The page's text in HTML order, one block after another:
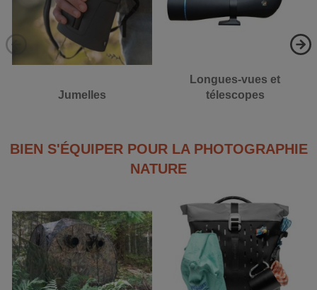
Jumelles
Longues-vues et
télescopes
BIEN S'ÉQUIPER POUR LA PHOTOGRAPHIE
NATURE